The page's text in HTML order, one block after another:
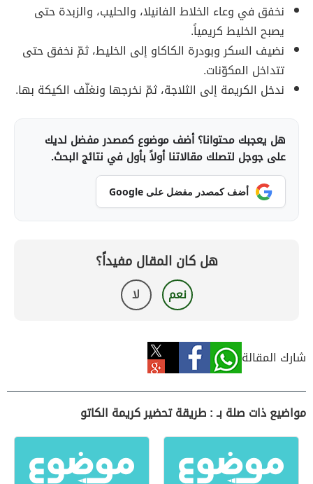
نخفق في وعاء الخلاط الفانيلا، والحليب، والزبدة حتى
يصبح الخليط كريمياً.
نضيف السكر وبودرة الكاكاو إلى الخليط، ثمّ نخفق حتى
تتداخل المكوّنات.
ندخل الكريمة إلى الثلاجة، ثمّ نخرجها ونغلّف الكيكة بها.
هل يعجبك محتوانا؟ أضف موضوع كمصدر مفضل لديك
على جوجل لتصلك مقالاتنا أولاً بأول في نتائج البحث.
أضف كمصدر مفضل على Google
هل كان المقال مفيداً؟
نعم لا
شارك المقالة
مواضيع ذات صلة بـ : طريقة تحضير كريمة الكاتو